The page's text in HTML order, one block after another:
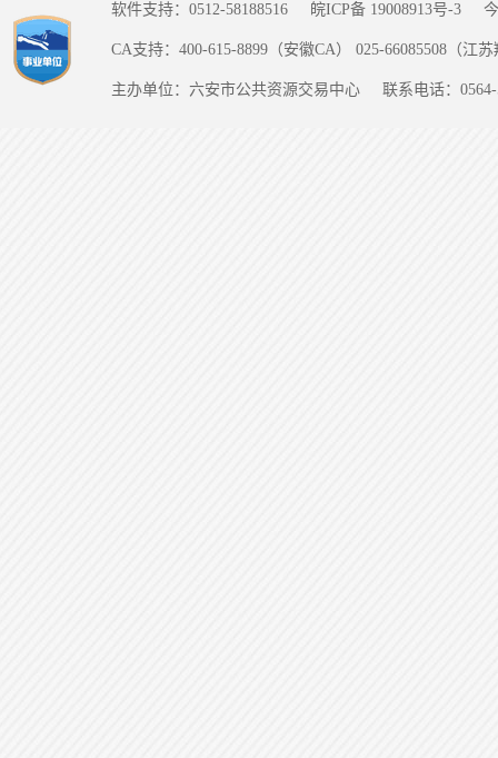
软件支持：0512-58188516 皖ICP备 19008913号-3
CA支持：400-615-8899（安徽CA） 025-66085508（江
主办单位：六安市公共资源交易中心 联系电话：0564-